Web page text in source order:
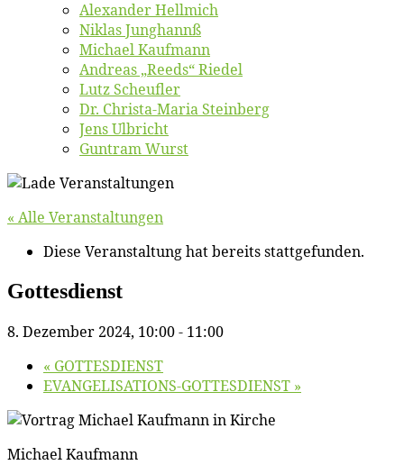
Alex­an­der Hellmich
Ni­klas Junghannß
Mi­cha­el Kaufmann
An­dre­as „Reeds“ Riedel
Lutz Scheuf­ler
Dr. Chris­­ta-Ma­ria Steinberg
Jens Ulb­richt
Gun­tram Wurst
« Alle Veranstaltungen
Diese Veranstaltung hat bereits stattgefunden.
Got­tes­dienst
8. Dezember 2024, 10:00- 11:00
« GOTTESDIENST
EVANGELISATIONS-GOTTESDIENST »
Mi­cha­el Kaufmann